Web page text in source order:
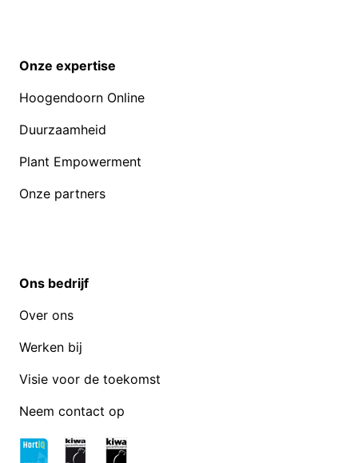
Onze expertise
Hoogendoorn Online
Duurzaamheid
Plant Empowerment
Onze partners
Ons bedrijf
Over ons
Werken bij
Visie voor de toekomst
Neem contact op